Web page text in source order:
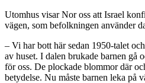
Utomhus visar Nor oss att Israel
vägen, som befolkningen använder
– Vi har bott här sedan 1950-talet
av huset. I dalen brukade barnen gå
för oss. De plockade blommor där
betydelse. Nu måste barnen leka på